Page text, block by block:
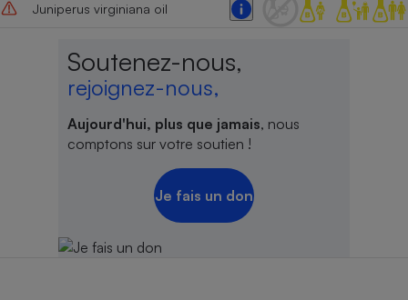
Juniperus virginiana oil
Soutenez-nous,
rejoignez-nous,
Aujourd'hui, plus que jamais, nous
comptons sur votre soutien !
Je fais un don